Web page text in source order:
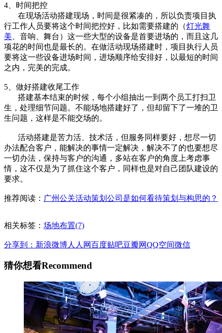
4、时间把控
在现场活动搭建现场，时间是很紧凑的，所以负责项目执
行工作人员要将这个时间把控好，比如需要搭建的（灯光舞
美 、音响、舞台）这一些大型的设备是首要进场的，而且这几
项花的时间也是最长的。在做活动现场搭建时，项目执行人员
要将这一些设备进场时间，进场顺序给安排好，以最短的时间
之内，完美的完成。
5、做好搭建收尾工作
搭建基本结束的时候，每个小组抽出一到两个员工打扫卫
生，处理细节问题。不能场地搭建好了，但却留下了一堆的卫
生问题，这样是不能交场的。
活动搭建是苦力活、技术活，但服务同样要好，想尽一切
办法配合客户，能解决的事情一定解决，解决不了的也要想尽
一切办法，保持与客户的沟通，多站在客户的角度上考虑事
情，这不仅是为了抓住这个客户，同样也是对自己团队建设的
要求。
推荐阅读： 广州公关活动策划公司是如何看待策划与构思的？
相关标签： 场地布置(7)
分享到： 新浪微博人人网百度贴吧豆瓣网QQ空间微信
猜你想看Recommend